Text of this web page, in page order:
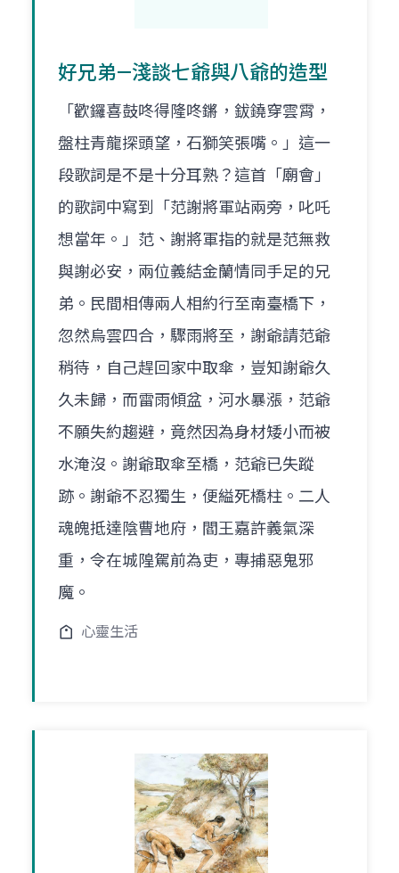
好兄弟—淺談七爺與八爺的造型
「歡鑼喜鼓咚得隆咚鏘，鈸鐃穿雲霄，
盤柱青龍探頭望，石獅笑張嘴。」這一
段歌詞是不是十分耳熟？這首「廟會」
的歌詞中寫到「范謝將軍站兩旁，叱吒
想當年。」范、謝將軍指的就是范無救
與謝必安，兩位義結金蘭情同手足的兄
弟。民間相傳兩人相約行至南臺橋下，
忽然烏雲四合，驟雨將至，謝爺請范爺
稍待，自己趕回家中取傘，豈知謝爺久
久未歸，而雷雨傾盆，河水暴漲，范爺
不願失約趨避，竟然因為身材矮小而被
水淹沒。謝爺取傘至橋，范爺已失蹤
跡。謝爺不忍獨生，便縊死橋柱。二人
魂魄抵達陰曹地府，閻王嘉許義氣深
重，令在城隍駕前為吏，專捕惡鬼邪
魔。
心靈生活